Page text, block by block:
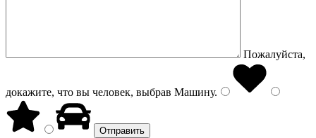
Пожалуйста,
докажите, что вы человек, выбрав Машину.